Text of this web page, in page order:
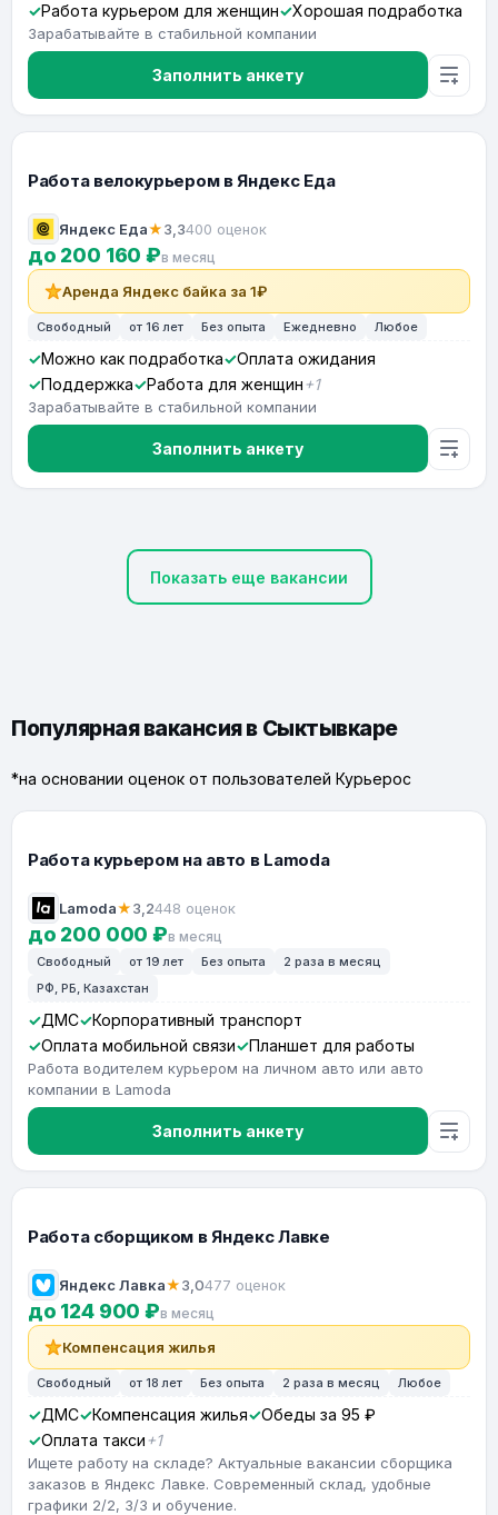
Работа курьером для женщин
Хорошая подработка
Зарабатывайте в стабильной компании
Заполнить анкету
Работа велокурьером в Яндекс Еда
Яндекс Еда★3,3400 оценок
до 200 160 ₽в месяц
Аренда Яндекс байка за 1₽
Свободный от 16 лет Без опыта Ежедневно Любое
Можно как подработка
Оплата ожидания
Поддержка
Работа для женщин +1
Зарабатывайте в стабильной компании
Заполнить анкету
Показать еще вакансии
Популярная вакансия в Сыктывкаре
*на основании оценок от пользователей Курьерос
Работа курьером на авто в Lamoda
Lamoda★3,2448 оценок
до 200 000 ₽в месяц
Свободный от 19 лет Без опыта
2 раза в месяц
РФ, РБ, Казахстан
ДМС
Корпоративный транспорт
Оплата мобильной связи
Планшет для работы
Работа водителем курьером на личном авто или авто
компании в Lamoda
Заполнить анкету
Работа сборщиком в Яндекс Лавке
Яндекс Лавка★3,0477 оценок
до 124 900 ₽в месяц
Компенсация жилья
Свободный от 18 лет Без опыта 2 раза в месяц Любое
ДМС Компенсация жилья
Обеды за 95 ₽
Оплата такси +1
Ищете работу на складе? Актуальные вакансии сборщика
заказов в Яндекс Лавке. Современный склад, удобные
графики 2/2, 3/3 и обучение.